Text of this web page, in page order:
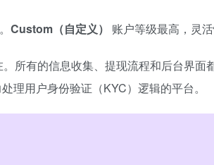
Custom（自定义） 账户等级最高，灵活
所有的信息收集、提现流程和后台界面
理用户身份验证（KYC）逻辑的平台。